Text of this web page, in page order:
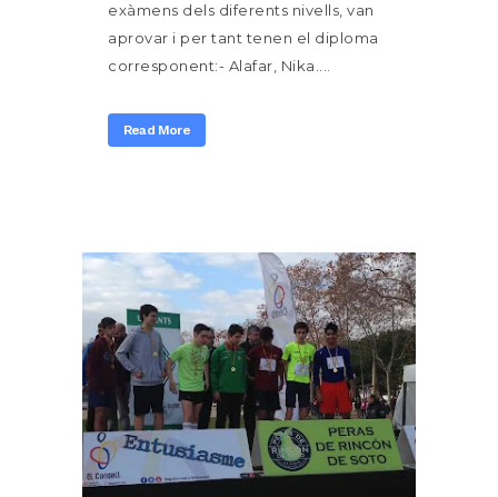
exàmens dels diferents nivells, van
aprovar i per tant tenen el diploma
corresponent:- Alafar, Nika....
Read More